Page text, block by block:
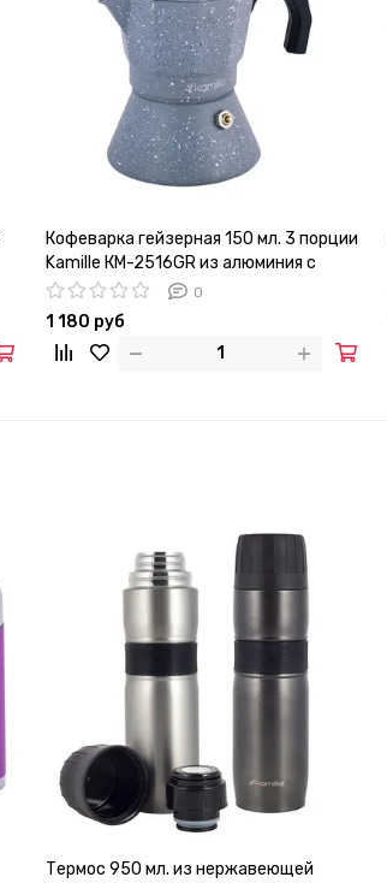
Кофеварка гейзерная 150 мл. 3 порции
Kamille КМ-2516GR из алюминия с
индукционным дном
0
1 180 руб
Термос 950 мл. из нержавеющей